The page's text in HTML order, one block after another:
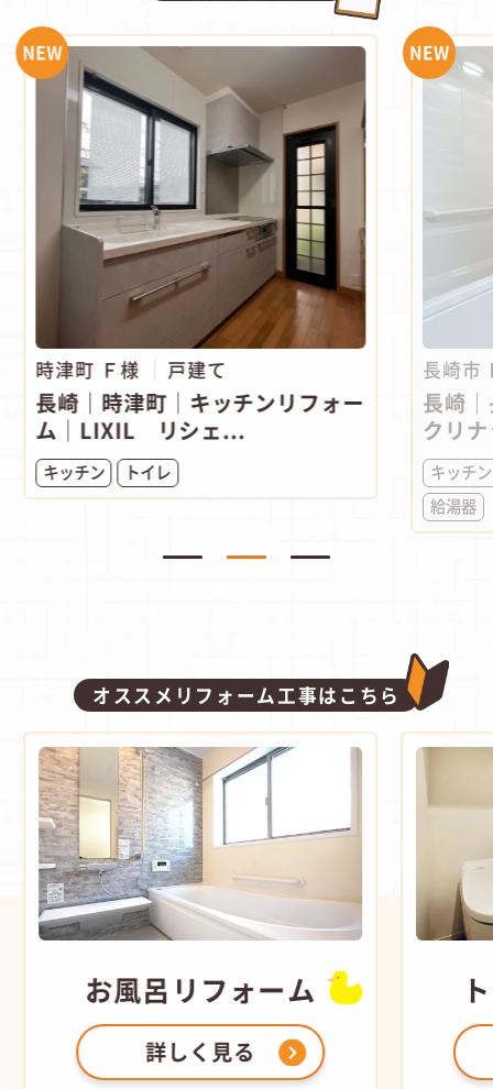
NEW
時津町 Ｆ様 戸建て
長崎｜時津町│キッチンリフォー
ム│LIXIL リシェ...
キッチン トイレ
NEW
長崎市
長崎
クリ
キッチン
給湯器
オススメリフォーム工事はこちら
お風呂 リフォーム
詳しく見る